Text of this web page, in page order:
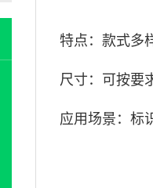
特点：款式多
尺寸：可按要
应用场景：标